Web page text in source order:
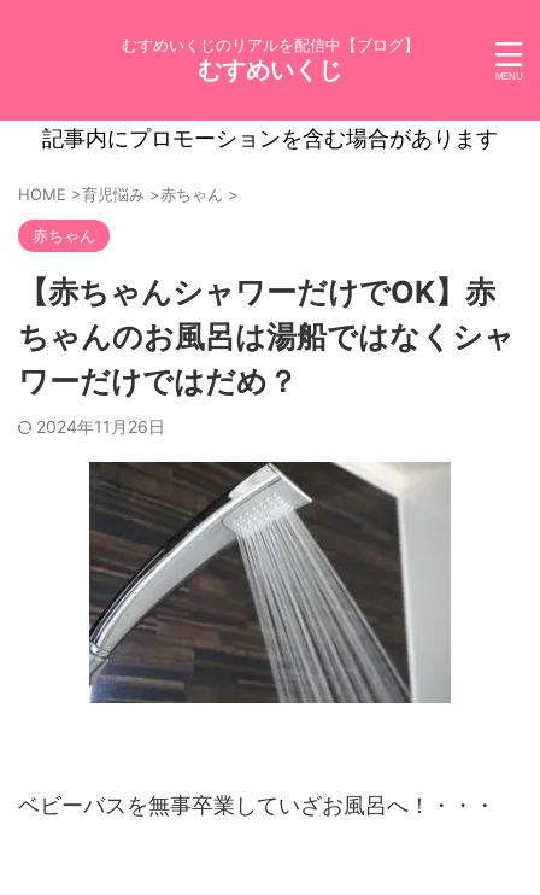
むすめいくじのリアルを配信中【ブログ】
むすめいくじ
記事内にプロモーションを含む場合があります
HOME >育児悩み >赤ちゃん >
赤ちゃん
【赤ちゃんシャワーだけでOK】赤
ちゃんのお風呂は湯船ではなくシャ
ワーだけではだめ？
2024年11月26日
ベビーバスを無事卒業していざお風呂へ！・・・